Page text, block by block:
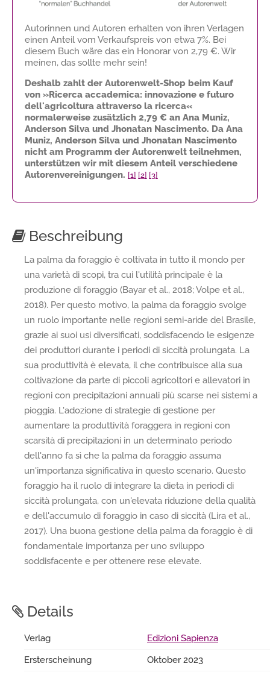
Autorinnen und Autoren erhalten von ihren Verlagen
einen Anteil vom Verkaufspreis von etwa 7%. Bei
diesem Buch wäre das ein Honorar von 2,79 €. Wir
meinen, das sollte mehr sein!
Deshalb zahlt der Autorenwelt-Shop beim Kauf
von »Ricerca accademica: innovazione e futuro
dell'agricoltura attraverso la ricerca«
normalerweise zusätzlich 2,79 € an Ana Muniz,
Anderson Silva und Jhonatan Nascimento. Da Ana
Muniz, Anderson Silva und Jhonatan Nascimento
nicht am Programm der Autorenwelt teilnehmen,
unterstützen wir mit diesem Anteil verschiedene
Autorenvereinigungen. [1] [2] [3]
Beschreibung
La palma da foraggio è coltivata in tutto il mondo per
una varietà di scopi, tra cui l'utilità principale è la
produzione di foraggio (Bayar et al., 2018; Volpe et al.,
2018). Per questo motivo, la palma da foraggio svolge
un ruolo importante nelle regioni semi-aride del Brasile,
grazie ai suoi usi diversificati, soddisfacendo le esigenze
dei produttori durante i periodi di siccità prolungata. La
sua produttività è elevata, il che contribuisce alla sua
coltivazione da parte di piccoli agricoltori e allevatori in
regioni con precipitazioni annuali più scarse nei sistemi a
pioggia. L'adozione di strategie di gestione per
aumentare la produttività foraggera in regioni con
scarsità di precipitazioni in un determinato periodo
dell'anno fa sì che la palma da foraggio assuma
un'importanza significativa in questo scenario. Questo
foraggio ha il ruolo di integrare la dieta in periodi di
siccità prolungata, con un'elevata riduzione della qualità
e dell'accumulo di foraggio in caso di siccità (Lira et al.,
2017). Una buona gestione della palma da foraggio è di
fondamentale importanza per uno sviluppo
soddisfacente e per ottenere rese elevate.
Details
Verlag
Edizioni Sapienza
Ersterscheinung
Oktober 2023